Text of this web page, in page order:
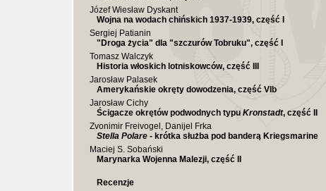
Józef Wiesław Dyskant
Wojna na wodach chińskich 1937-1939, część I
Sergiej Patianin
"Droga życia" dla "szczurów Tobruku", część I
Tomasz Walczyk
Historia włoskich lotniskowców, część III
Jarosław Palasek
Amerykańskie okręty dowodzenia, część VIb
Jarosław Cichy
Ścigacze okrętów podwodnych typu Kronstadt, część II
Zvonimir Freivogel, Danijel Frka
Stella Polare - krótka służba pod banderą Kriegsmarine
Maciej S. Sobański
Marynarka Wojenna Malezji, część II
Recenzje